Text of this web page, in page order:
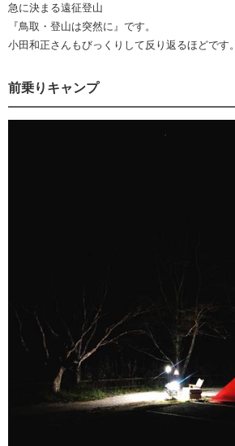
急に決まる遠征登山
『鳥取・登山は突然に』です。
小田和正さんもびっくりして反り返るほどです。
前乗りキャンプ